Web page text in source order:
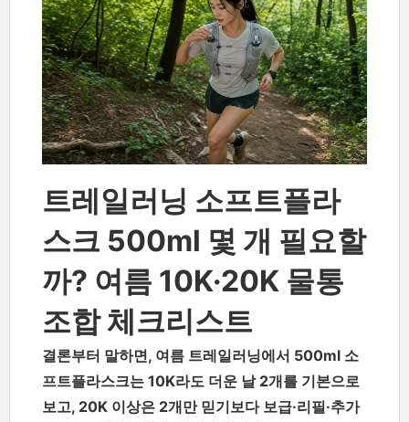
트레일러닝 소프트플라
스크 500ml 몇 개 필요할
까? 여름 10K·20K 물통
조합 체크리스트
결론부터 말하면, 여름 트레일러닝에서 500ml 소
프트플라스크는 10K라도 더운 날 2개를 기본으로
보고, 20K 이상은 2개만 믿기보다 보급·리필·추가